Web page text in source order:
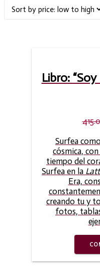
Libro:
Surfea
cósmica,
tiempo del
Surfea en la
Era,
creando tu y
fotos,